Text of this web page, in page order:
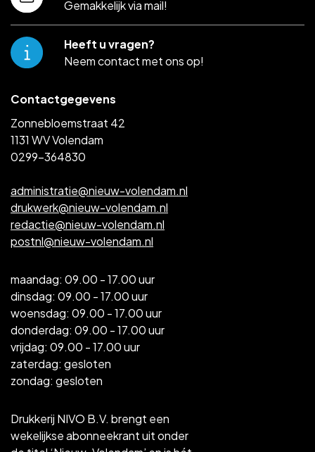
Drukkerij NIVO B.V. brengt een
wekelijkse abonneekrant uit onder
Contactgegevens
Zonnebloemstraat 42
1131 WV Volendam
0299-364830
administratie@nieuw-volendam.nl
drukwerk@nieuw-volendam.nl
redactie@nieuw-volendam.nl
postnl@nieuw-volendam.nl
maandag: 09.00 - 17.00 uur
dinsdag: 09.00 - 17.00 uur
woensdag: 09.00 - 17.00 uur
donderdag: 09.00 - 17.00 uur
vrijdag: 09.00 - 17.00 uur
zaterdag: gesloten
zondag: gesloten
Gemakkelijk via mail!
Heeft u vragen?
Neem contact met ons op!